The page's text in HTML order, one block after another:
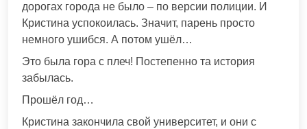
дорогах города не было – по версии полиции. И
Кристина успокоилась. Значит, парень просто
немного ушибся. А потом ушёл…
Это была гора с плеч! Постепенно та история
забылась.
Прошёл год…
Кристина закончила свой университет, и они с